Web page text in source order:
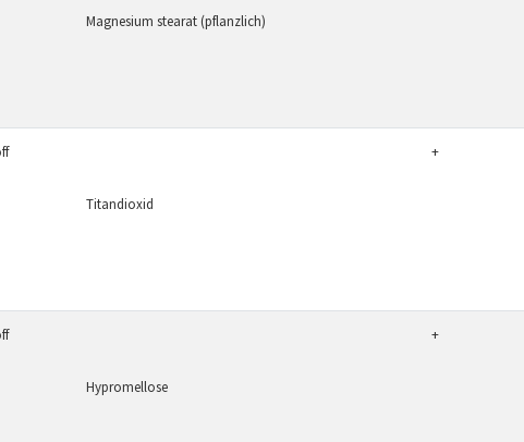
Magnesium stearat (pflanzlich)
Titandioxid
+
Hypromellose
+